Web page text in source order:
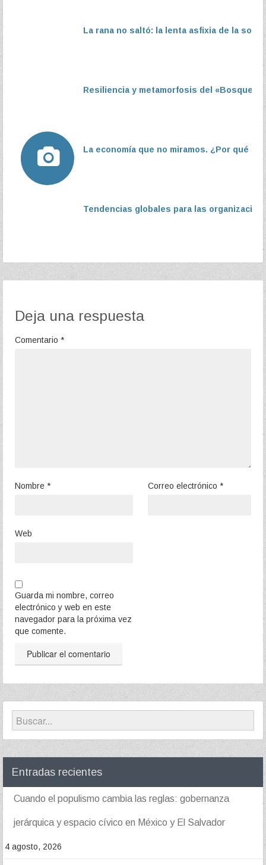
La rana no saltó: la lenta asfixia de la
Resiliencia y metamorfosis del «Bosque
La economía que no miramos. ¿Por qué
Tendencias globales para las
Deja una respuesta
Comentario *
Nombre * Correo electrónico *
Web
Guarda mi nombre, correo
electrónico y web en este
navegador para la próxima vez
que comente.
Entradas recientes
Cuando el populismo cambia las reglas: gobernanza
jerárquica y espacio cívico en México y El Salvador
4 agosto, 2026